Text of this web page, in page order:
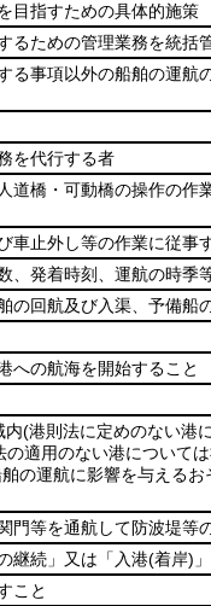
目指すための具体的施策
るための管理業務を統括
る事項以外の船舶の運航
を代行する者
道橋・可動橋の操作の作
車止外し等の作業に従事
、発着時刻、運航の時季
の回航及び入渠、予備船
への航海を開始すること
内(港則法に定めのない港
適用のない港について
の運航に影響を与える
等を通航して防波堤等
継続」又は「入港(着岸)
こと